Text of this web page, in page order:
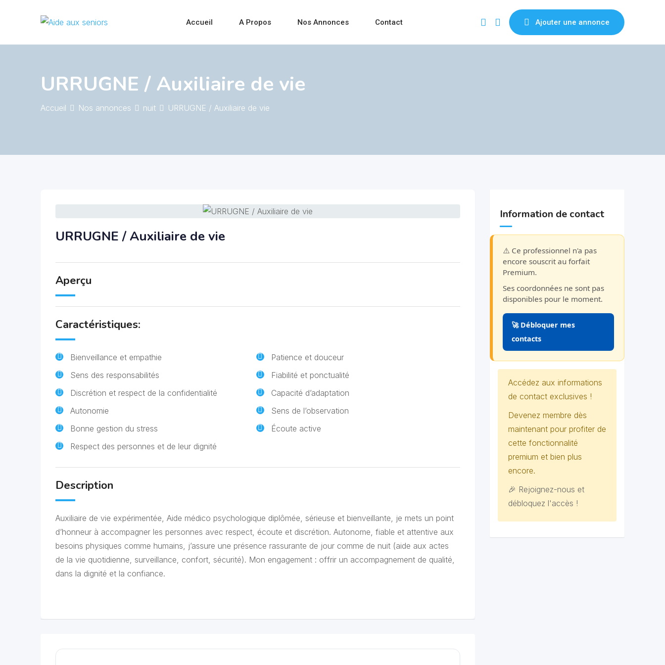
Accueil A Propos Nos Annonces Contact Ajouter une annonce
URRUGNE / Auxiliaire de vie
Accueil Nos annonces nuit URRUGNE / Auxiliaire de vie
URRUGNE / Auxiliaire de vie
Aperçu
Caractéristiques:
Bienveillance et empathie
Patience et douceur
Sens des responsabilités
Fiabilité et ponctualité
Discrétion et respect de la confidentialité
Capacité d’adaptation
Autonomie
Sens de l’observation
Bonne gestion du stress
Écoute active
Respect des personnes et de leur dignité
Description
Auxiliaire de vie expérimentée, Aide médico psychologique diplômée, sérieuse et bienveillante, je mets un point
d’honneur à accompagner les personnes avec respect, écoute et discrétion. Autonome, fiable et attentive aux
besoins physiques comme humains, j’assure une présence rassurante de jour comme de nuit (aide aux actes
de la vie quotidienne, surveillance, confort, sécurité). Mon engagement : offrir un accompagnement de qualité,
dans la dignité et la confiance.
Information de contact
⚠️ Ce professionnel n'a pas
encore souscrit au forfait
Premium.
Ses coordonnées ne sont pas
disponibles pour le moment.
🚀 Débloquer mes
contacts
Accédez aux informations
de contact exclusives !
Devenez membre dès
maintenant pour profiter de
cette fonctionnalité
premium et bien plus
encore.
🎉 Rejoignez-nous et
débloquez l'accès !